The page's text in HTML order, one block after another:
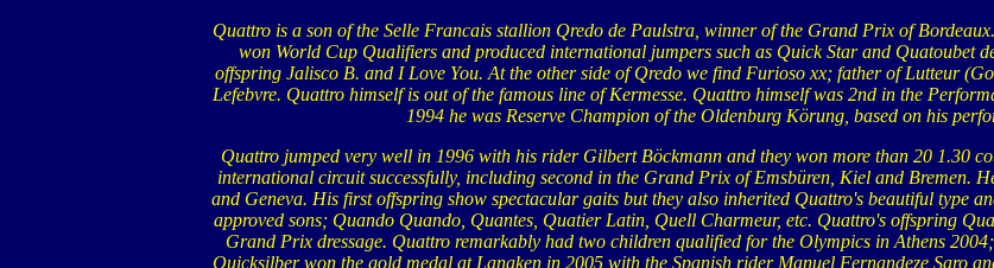
Quattro is a son of the Selle Francais stallion Qredo de Paulstra, winner of the Grand Prix of
won World Cup Qualifiers and produced international jumpers such as Quick Star and Quatoubet
offspring Jalisco B. and I Love You. At the other side of Qredo we find Furioso xx; father of Lutteur
Lefebvre. Quattro himself is out of the famous line of Kermesse. Quattro himself was 2nd in the
1994 he was Reserve Champion of the Oldenburg Körung, based on his
Quattro jumped very well in 1996 with his rider Gilbert Böckmann and they won more than 20 1.30
international circuit successfully, including second in the Grand Prix of Emsbüren, Kiel and Bremen.
and Geneva. His first offspring show spectacular gaits but they also inherited Quattro's beautiful type
approved sons; Quando Quando, Quantes, Quatier Latin, Quell Charmeur, etc. Quattro's offspring
Grand Prix dressage. Quattro remarkably had two children qualified for the Olympics in Athens
Quicksilber won the gold medal at Lanaken in 2005 with the Spanish rider Manuel Fernandeze Saro